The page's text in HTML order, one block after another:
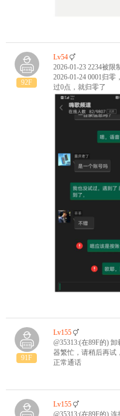
92F
Lv54
2026-01-23 2234被限
2026-01-24 0001归零，
过0点，就归零了
91F
Lv155
@35313:(在89F的)
器繁忙，请稍后再试
正常通话
Lv155
@35313:(在89F的)